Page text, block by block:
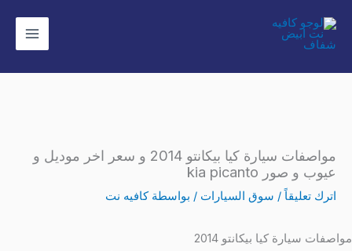
إلى
المحتوى
مواصفات سيارة كيا بيكانتو 2014 و سعر اخر موديل و
عيوب و صور kia picanto
اترك تعليقاً / سوق السيارات / بواسطة كافيه نت
مواصفات سيارة كيا بيكانتو 2014